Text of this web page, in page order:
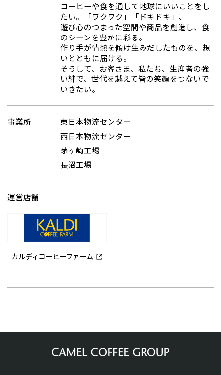
コーヒーや食を通して地球にいいことをし
たい。「ワクワク」「ドキドキ」、
遊び心のつまった空間や商品を創造し、食
のシーンを豊かに彩る。
作り手が情熱を傾け生みだしたものを、想
いとともに届ける。
そうして、お客さま、私たち、生産者の強
い絆で、世代を越えて皆の笑顔をつないで
いきたい。
事業所
東日本物流センター
西日本物流センター
茅ヶ崎工場
長沼工場
運営店舗
カルディコーヒーファーム